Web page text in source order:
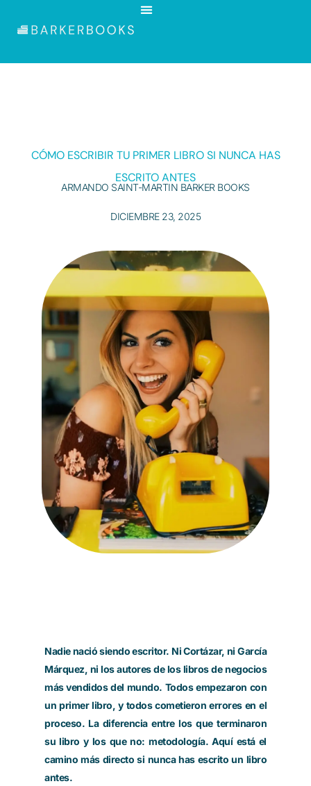
CÓMO ESCRIBIR TU PRIMER LIBRO SI NUNCA HAS
ESCRITO ANTES
ARMANDO SAINT-MARTIN BARKER BOOKS
DICIEMBRE 23, 2025
Nadie nació siendo escritor. Ni Cortázar, ni García
Márquez, ni los autores de los libros de negocios
más vendidos del mundo. Todos empezaron con
un primer libro, y todos cometieron errores en el
proceso. La diferencia entre los que terminaron
su libro y los que no: metodología. Aquí está el
camino más directo si nunca has escrito un libro
antes.